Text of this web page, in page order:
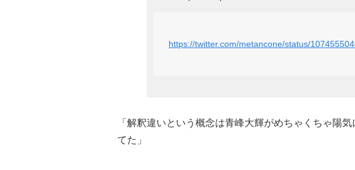
https://twitter.com/metancone/status/
「解釈違いという概念は青峰大輝がめちゃくちゃ陽
てた」